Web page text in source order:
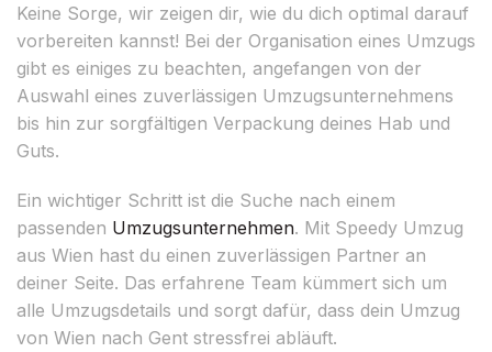
Keine Sorge, wir zeigen dir, wie du dich optimal darauf
vorbereiten kannst! Bei der Organisation eines Umzugs
gibt es einiges zu beachten, angefangen von der
Auswahl eines zuverlässigen Umzugsunternehmens
bis hin zur sorgfältigen Verpackung deines Hab und
Guts.
Ein wichtiger Schritt ist die Suche nach einem
passenden Umzugsunternehmen. Mit Speedy Umzug
aus Wien hast du einen zuverlässigen Partner an
deiner Seite. Das erfahrene Team kümmert sich um
alle Umzugsdetails und sorgt dafür, dass dein Umzug
von Wien nach Gent stressfrei abläuft.